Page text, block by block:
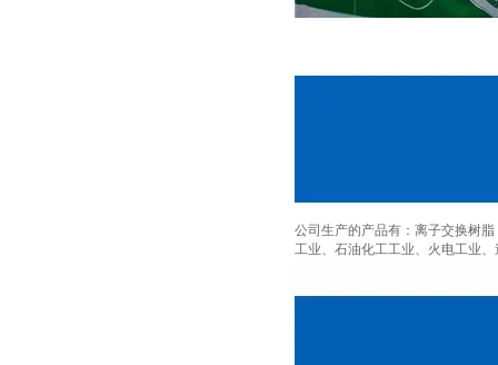
公司生产的产品有：离子交换树
工业、石油化工工业、火电工业